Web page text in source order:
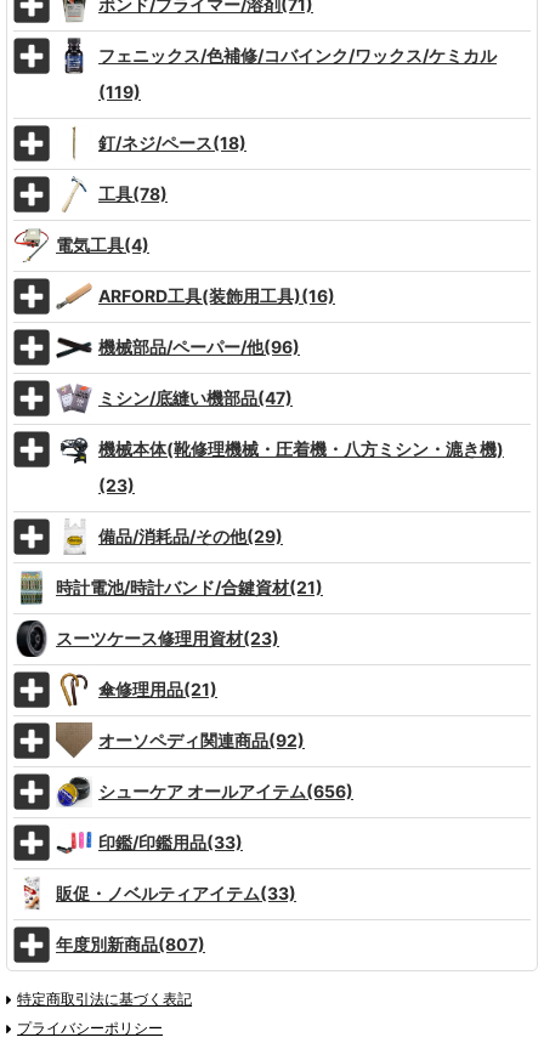
ボンド/プライマー/溶剤(71)
フェニックス/色補修/コバインク/ワックス/ケミカル
(119)
釘/ネジ/ペース(18)
工具(78)
電気工具(4)
ARFORD工具(装飾用工具)(16)
機械部品/ペーパー/他(96)
ミシン/底縫い機部品(47)
機械本体(靴修理機械・圧着機・八方ミシン・漉き機)
(23)
備品/消耗品/その他(29)
時計電池/時計バンド/合鍵資材(21)
スーツケース修理用資材(23)
傘修理用品(21)
オーソペディ関連商品(92)
シューケア オールアイテム(656)
印鑑/印鑑用品(33)
販促・ノベルティアイテム(33)
年度別新商品(807)
特定商取引法に基づく表記
プライバシーポリシー